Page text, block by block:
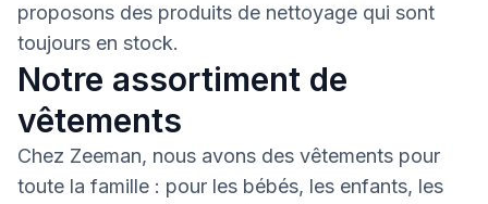
proposons des produits de nettoyage qui sont
toujours en stock.
Notre assortiment de
vêtements
Chez Zeeman, nous avons des vêtements pour
toute la famille : pour les bébés, les enfants, les